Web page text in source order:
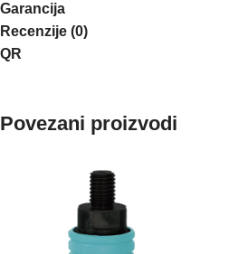
Garancija
Recenzije (0)
QR
Povezani proizvodi